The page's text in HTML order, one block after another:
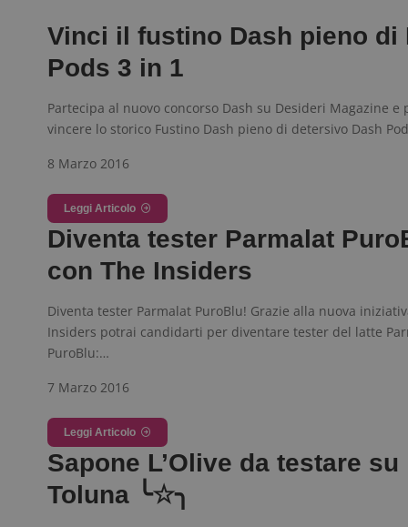
Vinci il fustino Dash pieno di
Pods 3 in 1
Partecipa al nuovo concorso Dash su Desideri Magazine e
vincere lo storico Fustino Dash pieno di detersivo Dash
8 Marzo 2016
Leggi Articolo
Diventa tester Parmalat
con The Insiders
Diventa tester Parmalat PuroBlu! Grazie alla nuova
Insiders potrai candidarti per diventare tester del latte
PuroBlu:…
7 Marzo 2016
Leggi Articolo
Sapone L’Olive da testare su
Toluna ╰☆╮
Nome
_pk_id.1.938b
Nome